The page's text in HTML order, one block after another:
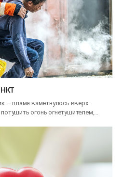
— пламя взметнулось вверх.
огонь огнетушителем,…